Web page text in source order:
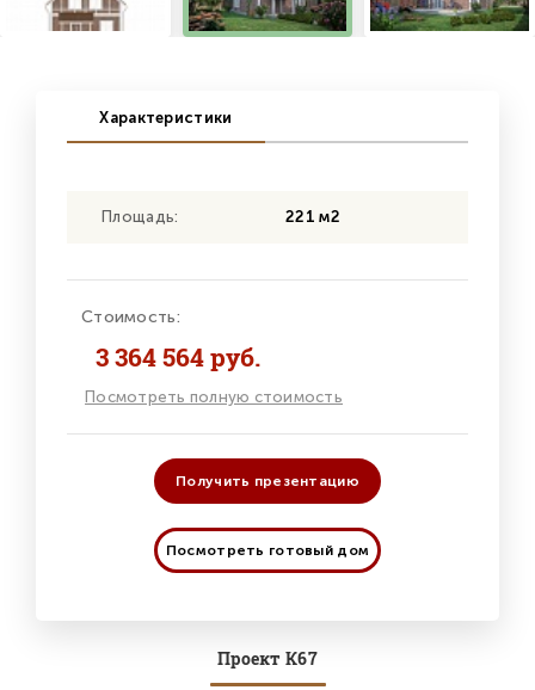
Характеристики
Площадь: 221 м2
Стоимость:
3 364 564 руб.
Посмотреть полную стоимость
Получить презентацию
Посмотреть готовый дом
Проект К67